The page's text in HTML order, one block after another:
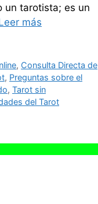
un tarotista; es un
más
, Consulta Directa de
, Preguntas sobre el
, Tarot sin
del Tarot